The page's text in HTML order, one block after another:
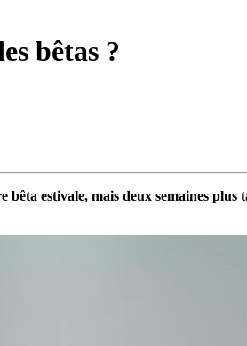
bêtas ?
estivale, mais deux semaines